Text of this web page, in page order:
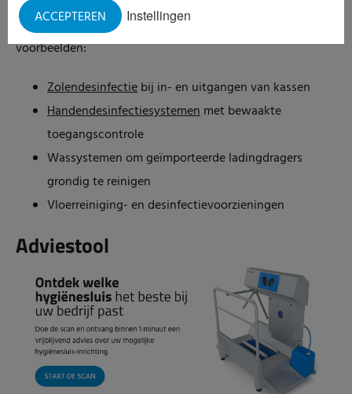
Instellingen
ACCEPTEREN
horti-sector wordt geborgd. Enkele aanvullende
voorbeelden:
Zolendesinfectiebij in- en uitgangen van kassen
Handendesinfectiesystemenmet bewaakte
toegangscontrole
Wassystemen om geïmporteerde ladingdragers
grondig te reinigen
Vloerreiniging- en desinfectievoorzieningen
Adviestool